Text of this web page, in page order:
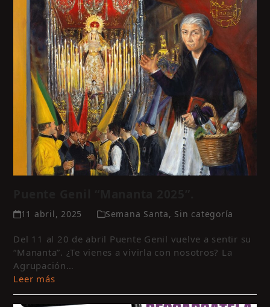
11 abril, 2025 Semana Santa, Sin categoría
Del 11 al 20 de abril Puente Genil vuelve a sentir su
“Mananta”. ¿Te vienes a vivirla con nosotros? La
Agrupación…
Leer más